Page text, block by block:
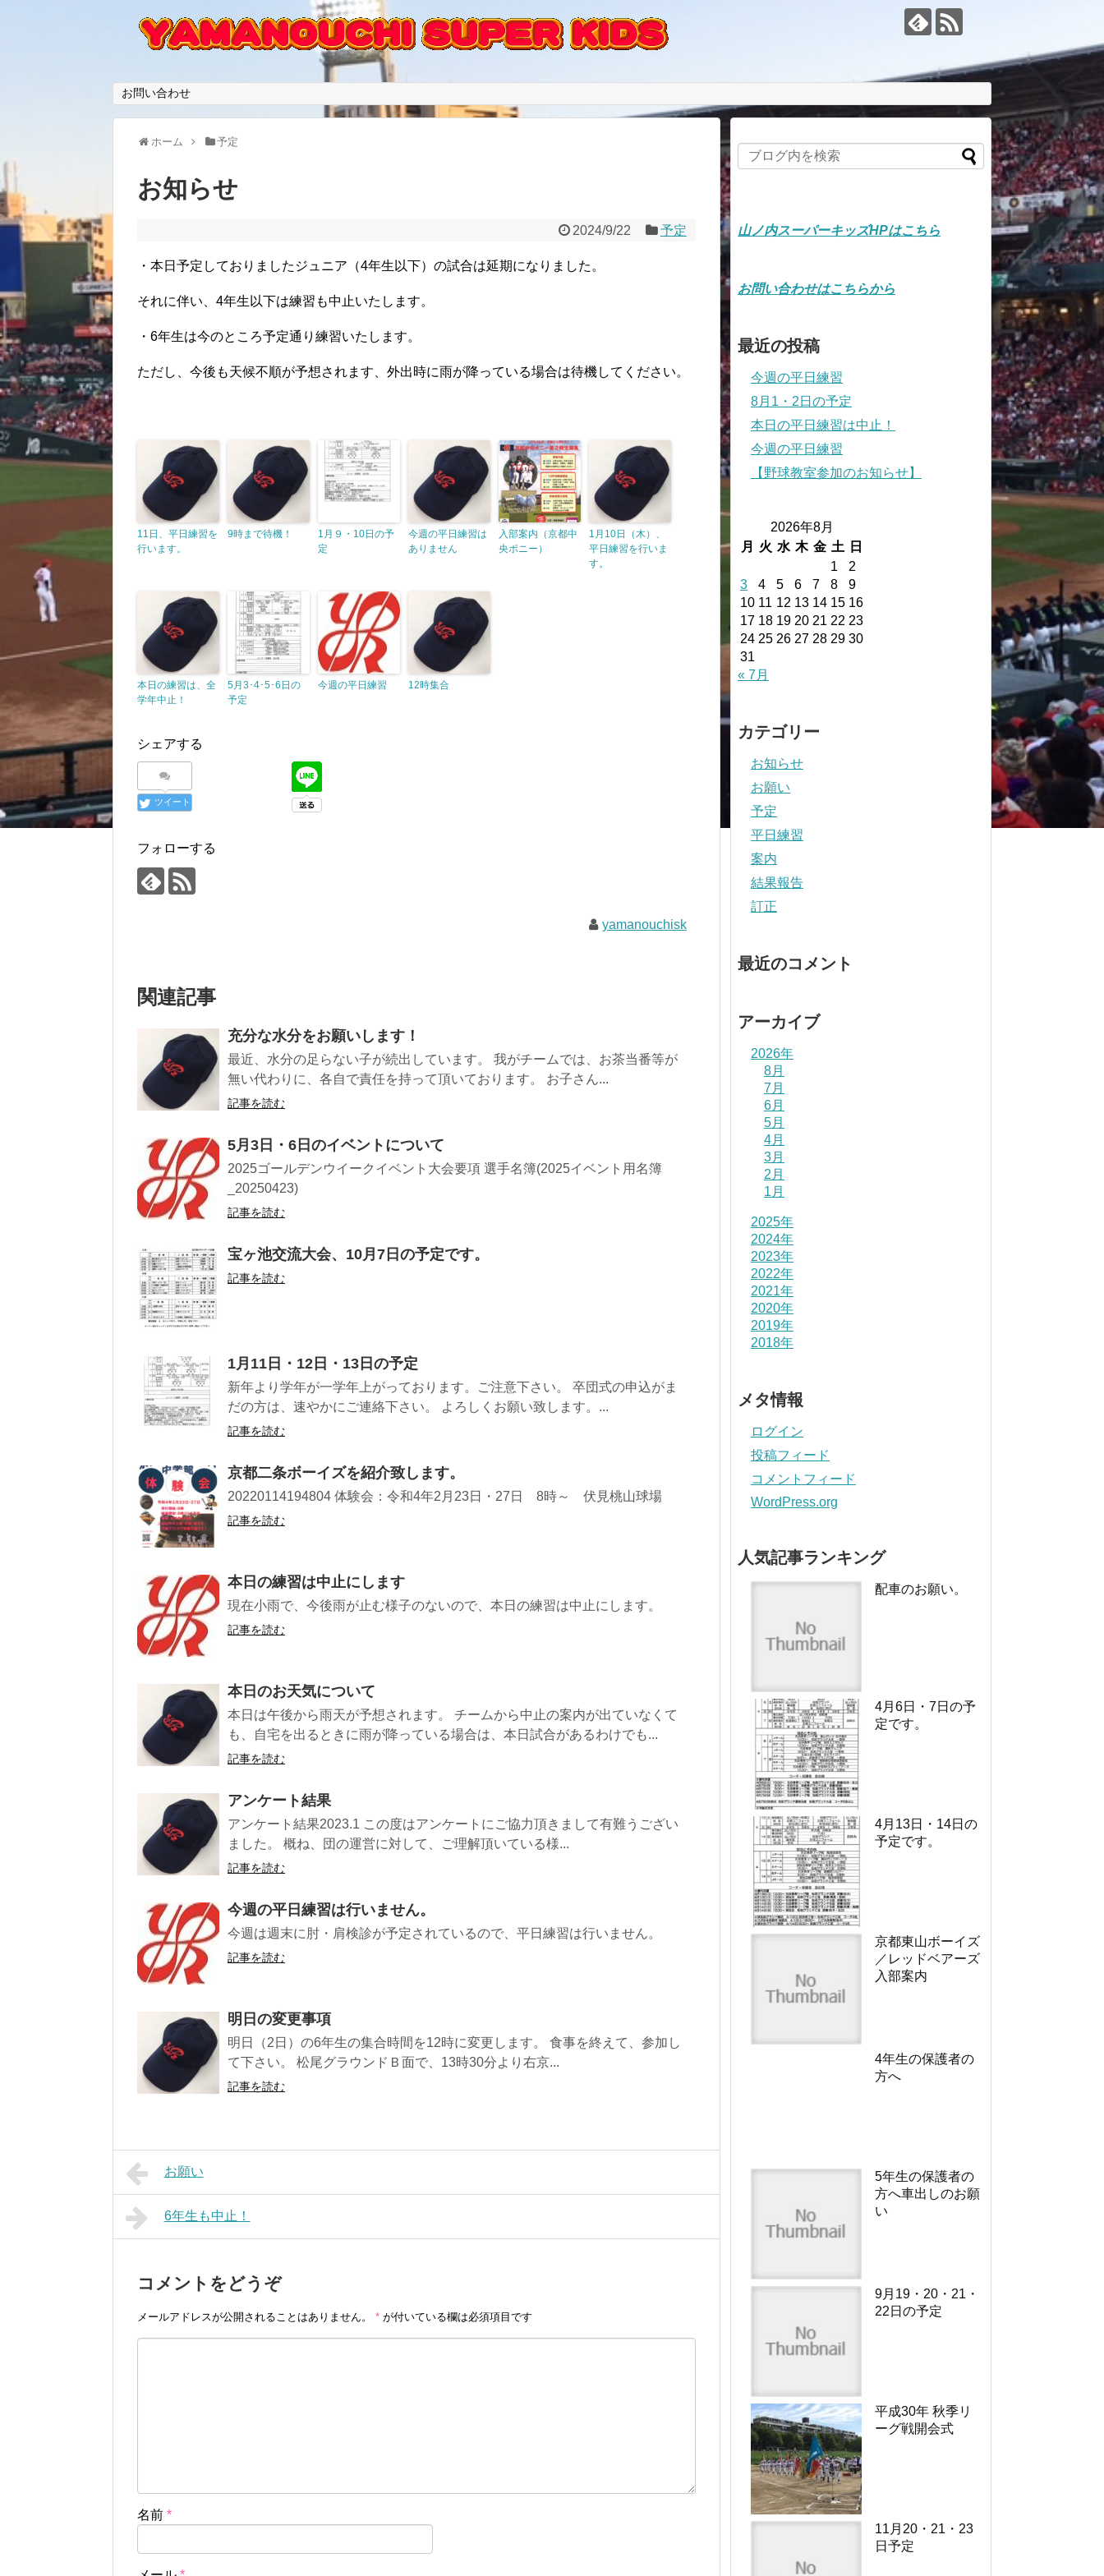
お問い合わせ
ホーム 予定
お知らせ
2024/9/22 予定
・本日予定しておりましたジュニア（4年生以下）の試合は延期になりました。
それに伴い、4年生以下は練習も中止いたします。
・6年生は今のところ予定通り練習いたします。
ただし、今後も天候不順が予想されます、外出時に雨が降っている場合は待機してください。
11日、平日練習を
行います。
9時まで待機！
1月９・10日の予
定
今週の平日練習は
ありません
入部案内（京都中
央ポニー）
1月10日（木）、
平日練習を行いま
す。
本日の練習は、全
学年中止！
5月3･4･5･6日の
予定
今週の平日練習 12時集合
シェアする
ツイート
フォローする
yamanouchisk
関連記事
充分な水分をお願いします！
最近、水分の足らない子が続出しています。 我がチームでは、お茶当番等が
無い代わりに、各自で責任を持って頂いております。 お子さん...
記事を読む
5月3日・6日のイベントについて
2025ゴールデンウイークイベント大会要項 選手名簿(2025イベント用名簿
_20250423)
記事を読む
宝ヶ池交流大会、10月7日の予定です。
記事を読む
1月11日・12日・13日の予定
新年より学年が一学年上がっております。ご注意下さい。 卒団式の申込がま
だの方は、速やかにご連絡下さい。 よろしくお願い致します。...
記事を読む
京都二条ボーイズを紹介致します。
20220114194804 体験会：令和4年2月23日・27日 8時～ 伏見桃山球場
記事を読む
本日の練習は中止にします
現在小雨で、今後雨が止む様子のないので、本日の練習は中止にします。
記事を読む
本日のお天気について
本日は午後から雨天が予想されます。 チームから中止の案内が出ていなくて
も、自宅を出るときに雨が降っている場合は、本日試合があるわけでも...
記事を読む
アンケート結果
アンケート結果2023.1 この度はアンケートにご協力頂きまして有難うござい
ました。 概ね、団の運営に対して、ご理解頂いている様...
記事を読む
今週の平日練習は行いません。
今週は週末に肘・肩検診が予定されているので、平日練習は行いません。
記事を読む
明日の変更事項
明日（2日）の6年生の集合時間を12時に変更します。 食事を終えて、参加し
て下さい。 松尾グラウンドＢ面で、13時30分より右京...
記事を読む
お願い
6年生も中止！
コメントをどうぞ
メールアドレスが公開されることはありません。 * が付いている欄は必須項目です
名前 *
山ノ内スーパーキッズHPはこちら
お問い合わせはこちらから
最近の投稿
今週の平日練習
8月1・2日の予定
本日の平日練習は中止！
今週の平日練習
【野球教室参加のお知らせ】
2026年8月
月
火 水 木 金 土
日
1
2
3
4 5 6 7 8
9
10 11 12 13 14 15 16
17 18 19 20 21 22 23
24 25 26 27 28 29 30
31
« 7月
カテゴリー
お知らせ
お願い
予定
平日練習
案内
結果報告
訂正
最近のコメント
アーカイブ
2026年
8月
7月
6月
5月
4月
3月
2月
1月
2025年
2024年
2023年
2022年
2021年
2020年
2019年
2018年
メタ情報
ログイン
投稿フィード
コメントフィード
WordPress.org
人気記事ランキング
配車のお願い。
4月6日・7日の予
定です。
4月13日・14日の
予定です。
京都東山ボーイズ
／レッドベアーズ
入部案内
4年生の保護者の
方へ
5年生の保護者の
方へ車出しのお願
い
9月19・20・21・
22日の予定
平成30年 秋季リ
ーグ戦開会式
11月20・21・23
日予定